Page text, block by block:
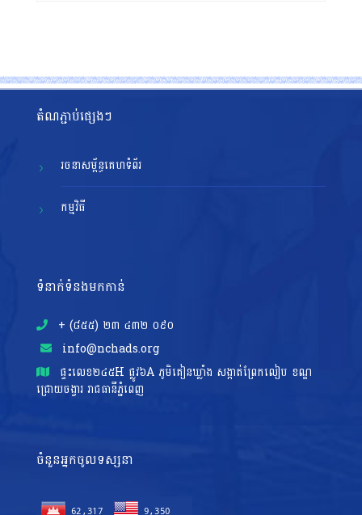
តំណភ្ជាប់ផ្សេងៗ
រចនាសម្ព័ន្ធគេហទំព័រ
កម្មវិធី
ទំនាក់ទំនងមកកាន់
+ (៨៥៥)​ ២៣​ ៤៣២ ០៩០
info@nchads.org
ផ្ទះ​លេខ២៤៥H ផ្លូវ៦A ភូមិគៀនឃ្លាំង សង្កាត់ព្រែកលៀប ខណ្ឌ
ជ្រោយចង្វារ រាជធានីភ្នំពេញ
ចំនួនអ្នកចូលទស្សនា